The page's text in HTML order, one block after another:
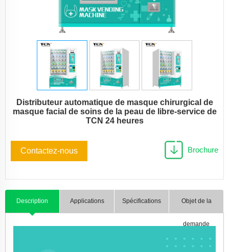
Distributeur automatique de masque chirurgical de
masque facial de soins de la peau de libre-service de
TCN 24 heures
Contactez-nous Brochure
Description Applications Spécifications Objet de la
demande